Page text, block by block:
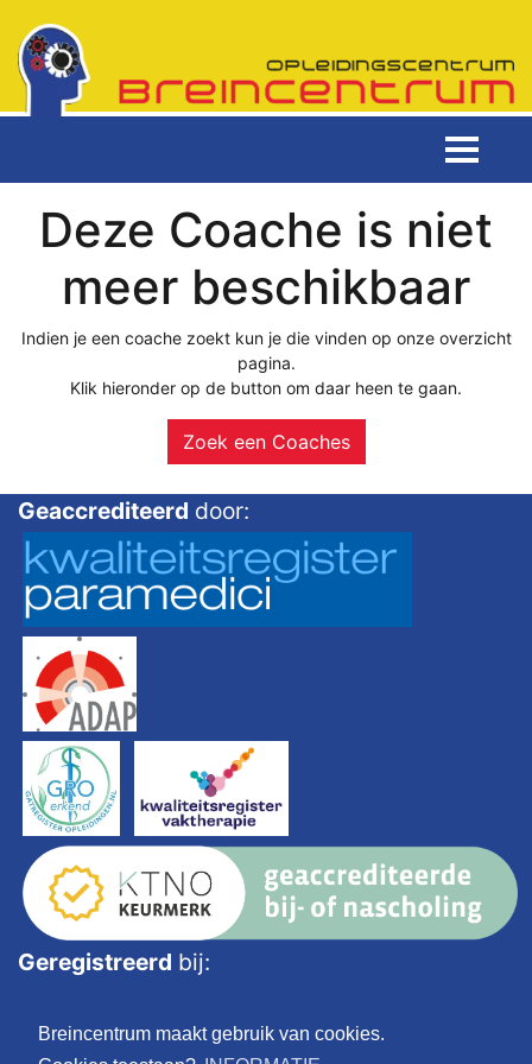
Breincentrum maakt gebruik van cookies.
Deze Coache is niet
meer beschikbaar
Indien je een coache zoekt kun je die vinden op onze overzicht
pagina.
Klik hieronder op de button om daar heen te gaan.
Zoek een Coaches
Geaccrediteerd door:
Geregistreerd bij: